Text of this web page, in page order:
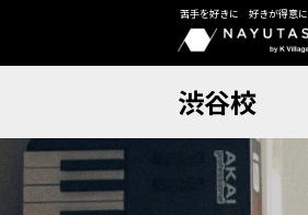
苦手を好きに 好きが得意に
渋谷校